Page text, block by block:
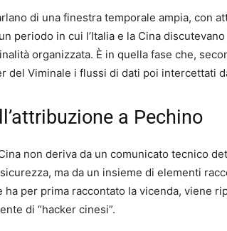
di una finestra temporale ampia, con
periodo in cui l’Italia e la Cina
organizzata. È in quella fase che,
del Viminale i flussi di dati poi intercettati
a Pechino
non deriva da un comunicato tecnico
ma da un insieme di elementi
ha per prima raccontato la vicenda, viene
di “hacker cinesi”.